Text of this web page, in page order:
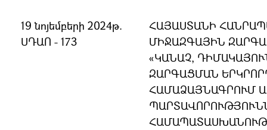
19 նոյեմբերի 2024թ.
ՍԴԱՈ - 173
ՀԱՅԱՍՏԱՆԻ
ՄԻՋԱԶԳԱՅԻՆ
«ԿԱՆԱՉ,
ԶԱՐԳԱՑՄԱՆ
ՀԱՄԱՁԱՅՆԱԳՐՈՒՄ